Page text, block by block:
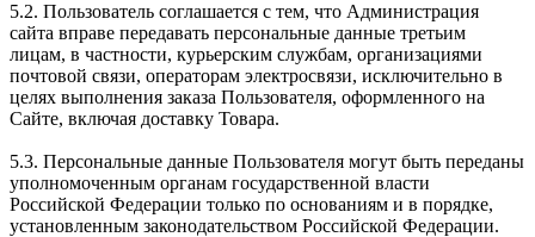
5.2. Пользователь соглашается с тем, что Администрация
сайта вправе передавать персональные данные третьим
лицам, в частности, курьерским службам, организациями
почтовой связи, операторам электросвязи, исключительно в
целях выполнения заказа Пользователя, оформленного на
Сайте, включая доставку Товара.
5.3. Персональные данные Пользователя могут быть переданы
уполномоченным органам государственной власти
Российской Федерации только по основаниям и в порядке,
установленным законодательством Российской Федерации.